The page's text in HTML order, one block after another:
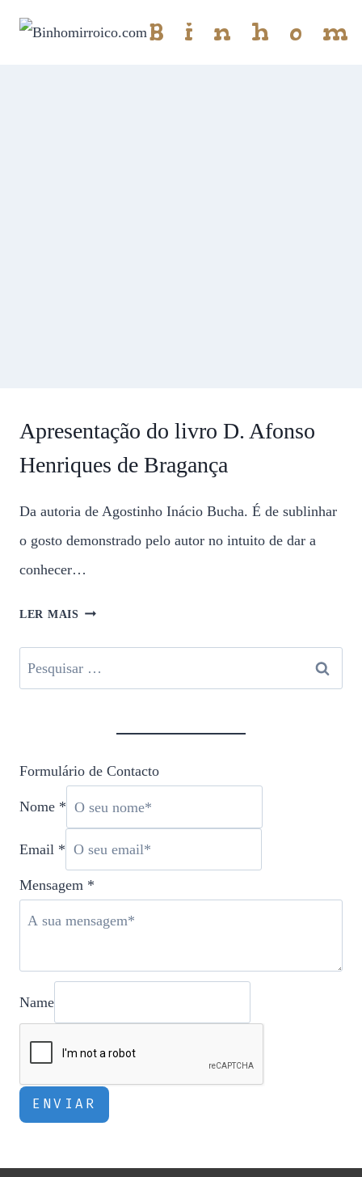
Apresentação do livro D. Afonso
Henriques de Bragança
Da autoria de Agostinho Inácio Bucha. É de sublinhar
o gosto demonstrado pelo autor no intuito de dar a
conhecer…
LER MAIS
Formulário de Contacto
Nome *
Email *
Mensagem *
Name
ENVIAR